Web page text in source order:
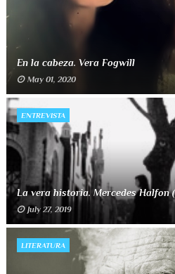
En la cabeza. Vera Fogwill
May 01, 2020
ENTREVISTA
La vera historia. Mercedes Halfon
July 27, 2019
LITERATURA